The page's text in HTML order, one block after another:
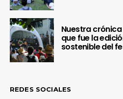
Nuestra
que fue la
sostenible del
REDES SOCIALES